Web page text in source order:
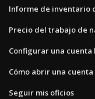
Informe de inventario
Precio del trabajo de
Configurar una cuenta
Cómo abrir una
Seguir mis oficios